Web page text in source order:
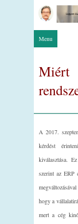
Menu
Miért
A 2017.
kérdést
kiválasztása.
szerint az ERP
hogy a
mert a cég